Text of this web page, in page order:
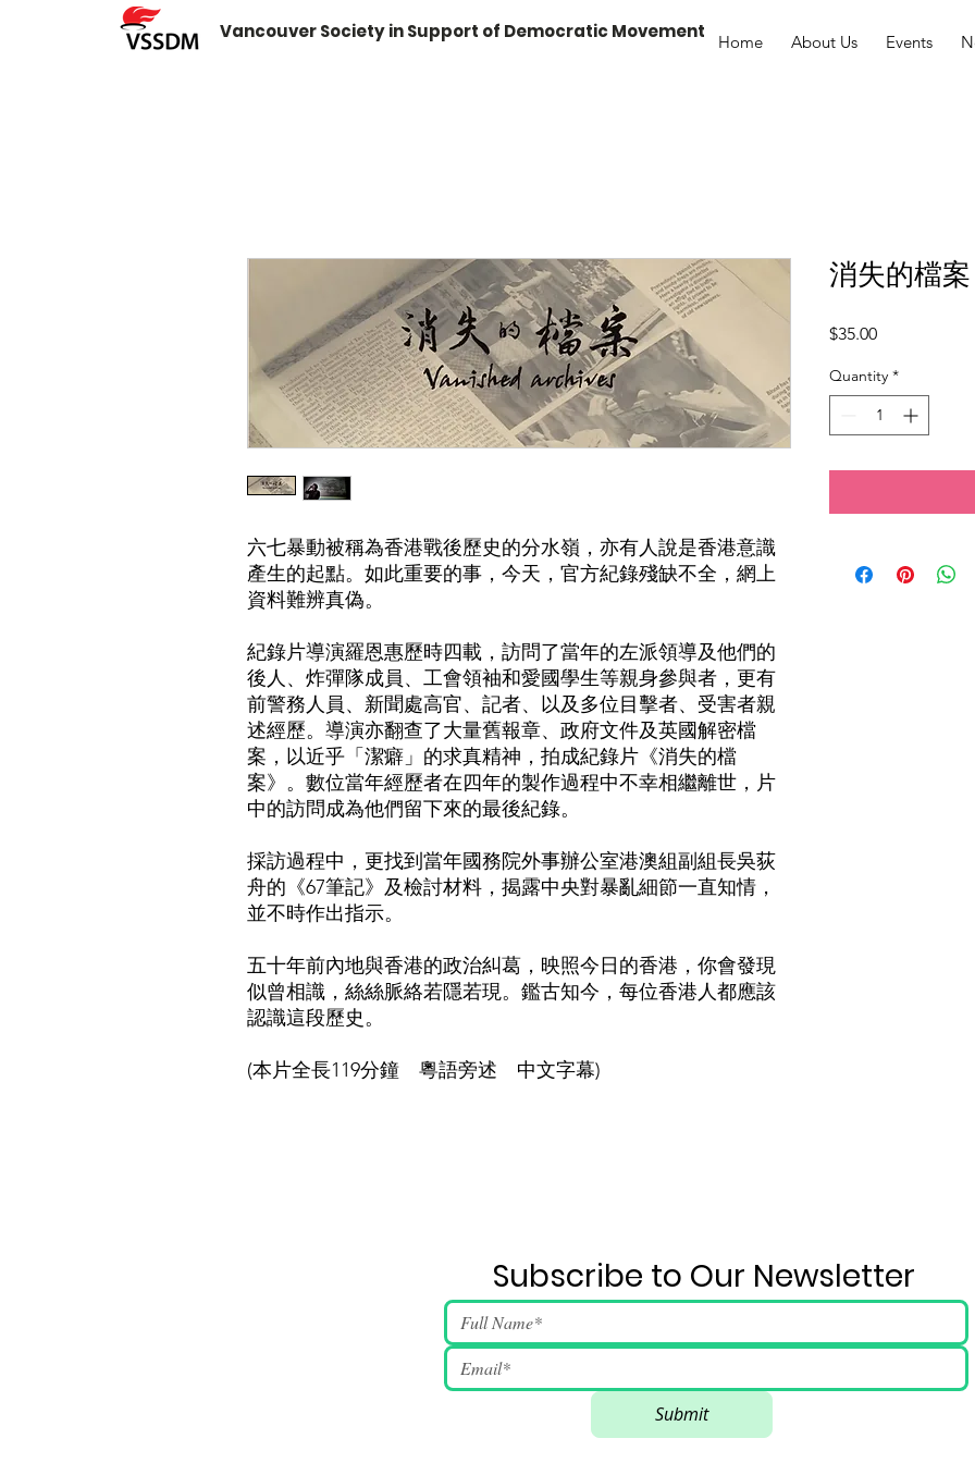
Vancouver Society in Support of Democratic Movement Home About Us Events
六七暴動被稱為香港戰後歷史的分水嶺，亦有人說是香港意識
產生的起點。如此重要的事，今天，官方紀錄殘缺不全，網上
資料難辨真偽。
紀錄片導演羅恩惠歷時四載，訪問了當年的左派領導及他們的
後人、炸彈隊成員、工會領袖和愛國學生等親身參與者，更有
前警務人員、新聞處高官、記者、以及多位目擊者、受害者親
述經歷。導演亦翻查了大量舊報章、政府文件及英國解密檔
案，以近乎「潔癖」的求真精神，拍成紀錄片《消失的檔
案》。數位當年經歷者在四年的製作過程中不幸相繼離世，片
中的訪問成為他們留下來的最後紀錄。
採訪過程中，更找到當年國務院外事辦公室港澳組副組長吳荻
舟的《67筆記》及檢討材料，揭露中央對暴亂細節一直知情，
並不時作出指示。
五十年前內地與香港的政治糾葛，映照今日的香港，你會發現
似曾相識，絲絲脈絡若隱若現。鑑古知今，每位香港人都應該
認識這段歷史。
(本片全長119分鐘 粵語旁述 中文字幕⁠⁠⁠⁠)
消失的檔案
$35.00Price
Quantity *
Subscribe to Our Newsletter
Submit